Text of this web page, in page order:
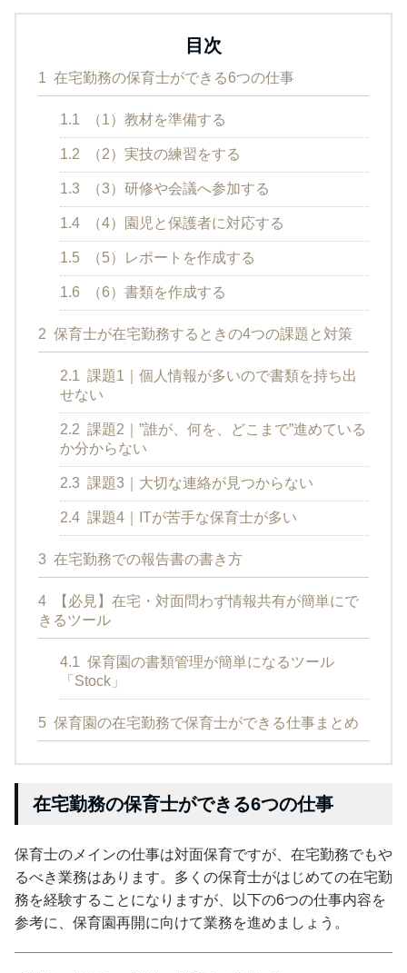
目次
1 在宅勤務の保育士ができる6つの仕事
1.1 （1）教材を準備する
1.2 （2）実技の練習をする
1.3 （3）研修や会議へ参加する
1.4 （4）園児と保護者に対応する
1.5 （5）レポートを作成する
1.6 （6）書類を作成する
2 保育士が在宅勤務するときの4つの課題と対策
2.1 課題1｜個人情報が多いので書類を持ち出
せない
2.2 課題2｜”誰が、何を、どこまで”進めている
か分からない
2.3 課題3｜大切な連絡が見つからない
2.4 課題4｜ITが苦手な保育士が多い
3 在宅勤務での報告書の書き方
4
【必見】在宅・対面問わず情報共有が簡単にで
きるツール
4.1 保育園の書類管理が簡単になるツール
「Stock」
5 保育園の在宅勤務で保育士ができる仕事まとめ
在宅勤務の保育士ができる6つの仕事
保育士のメインの仕事は対面保育ですが、在宅勤務でもや
るべき業務はあります。多くの保育士がはじめての在宅勤
務を経験することになりますが、以下の6つの仕事内容を
参考に、保育園再開に向けて業務を進めましょう。